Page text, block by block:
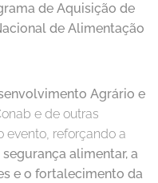
de Aquisição de
de Alimentação
Agrário e
e de outras
evento, reforçando a
segurança alimentar, a
e o fortalecimento da